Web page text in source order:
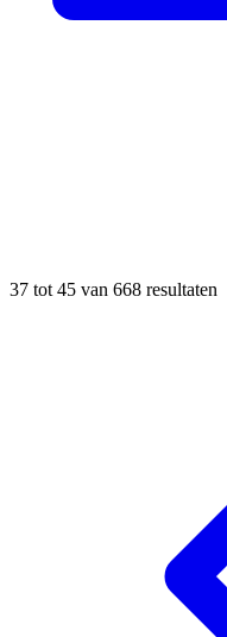
37 tot 45 van 668 resultaten